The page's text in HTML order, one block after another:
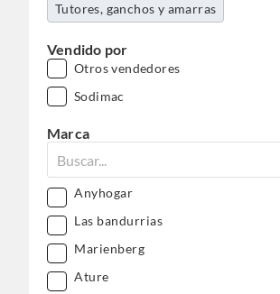
Tutores, ganchos y amarras
Vendido por
Otros vendedores
Sodimac
Marca
Anyhogar
Las bandurrias
Marienberg
Ature